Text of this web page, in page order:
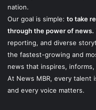
nation.
Our goal is simple: to take
through the power of news.
reporting, and diverse
the fastest-growing and
news that inspires,
At News MBR, every talent
and every voice matters.